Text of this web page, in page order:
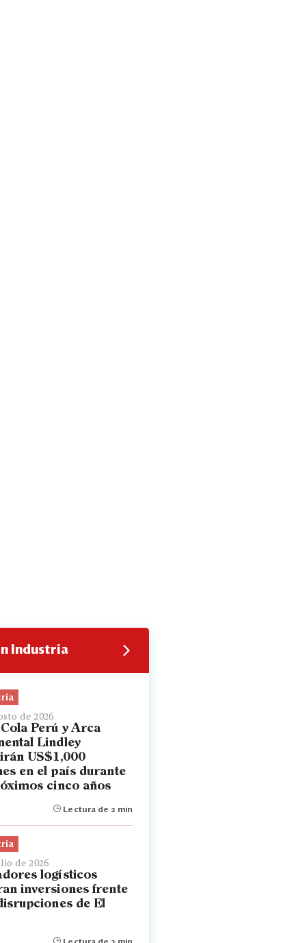
Industria
de 2026
Perú y Arca
Lindley
US$1,000
en el país durante
cinco años
Lectura de 2 min
de 2026
logísticos
inversiones frente
de El